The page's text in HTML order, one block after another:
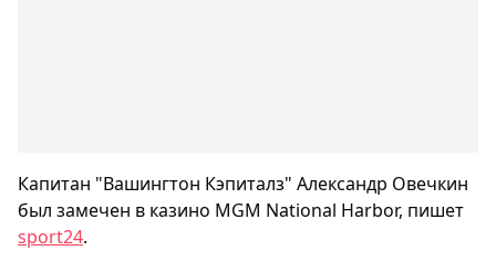
Капитан "Вашингтон Кэпиталз" Александр Овечкин
был замечен в казино MGM National Harbor, пишет
sport24.